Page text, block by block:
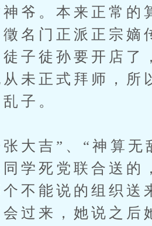
爷。本来正常的
名门正派正宗嫡
子徒孙要开店了
未正式拜师，所
子。
大吉”、“神算无
学死党联合送的
不能说的组织送
过来，她说之后